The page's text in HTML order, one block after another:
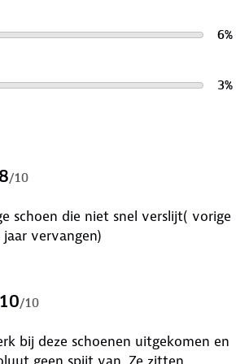
maten 36-42 (36 alleen online). 6%
3%
8/10
schoen die niet snel verslijt( vorige
vervangen)
10/10
bij deze schoenen uitgekomen en